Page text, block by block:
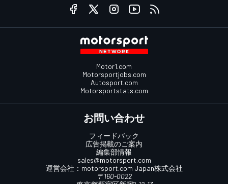
Motor1.com
Motorsportjobs.com
Autosport.com
Motorsportstats.com
お問い合わせ
フィードバック
広告掲載のご案内
編集部情報
sales@motorsport.com
運営会社： motorsport.com Japan株式会社
〒160-0022